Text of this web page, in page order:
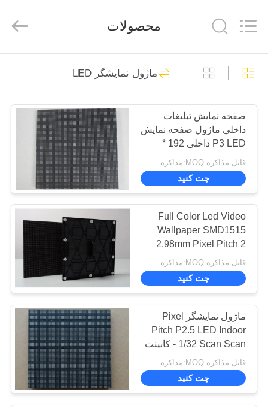
خانه
محصولات
فیلم
های
نمایش
VR
درباره
کارخانه
کنترل
کیفیت
Road
Enterprise
Management
All
Reserved.
Developed
صفحه نمایش ال ای
دی با روشنایی بالا
نمایشگر LED تبلیغات
12
نمایشگر LED تمام
رنگی
13
محصولات
ماژول نمایشگر LED
صفحه نمایش تبلیغات
داخلی ماژول صفحه نمایش
P3 LED داخلی 192 *
192mm AC110V / 220V
قابل مذاکره MOQ:مذاکره
چت کنید
Full Color Led Video
Wallpaper SMD1515
2.98mm Pixel Pitch 2
سال گارانتی
قابل مذاکره MOQ:مذاکره
چت کنید
ماژول نمایشگر Pixel
Pitch P2.5 LED Indoor
1/32 Scan Scan - کابینت
ریخته گری
قابل مذاکره MOQ:مذاکره
چت کنید